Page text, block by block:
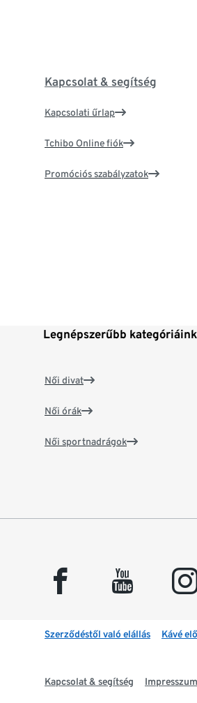
Kapcsolat & segítség
Kapcsolati űrlap
Tchibo Online fiók
Promóciós szabályzatok
Legnépszerűbb kategóriáink
Női divat
Női órák
Női sportnadrágok
facebook youtube
Szerződéstől való elállás Kávé
Kapcsolat & segítség Impresszum